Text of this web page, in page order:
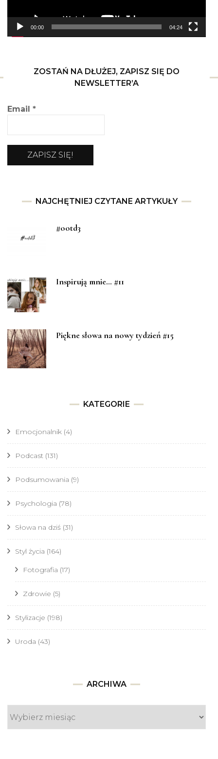
00:00 04:24
ZOSTAŃ NA DŁUŻEJ, ZAPISZ SIĘ DO
NEWSLETTER’A
Email *
NAJCHĘTNIEJ CZYTANE ARTYKUŁY
#ootd3
Inspirują mnie… #11
Piękne słowa na nowy tydzień #15
KATEGORIE
Emocjonalnik (4)
Podcast (131)
Podsumowania (9)
Psychologia (78)
Słowa na dziś (31)
Styl życia (164)
Fotografia (17)
Zdrowie (5)
Stylizacje (198)
Uroda (43)
ARCHIWA
Archiwa